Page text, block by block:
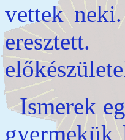
vettek
Ismerek
gyermekük